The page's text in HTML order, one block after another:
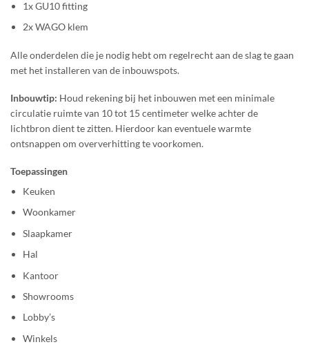
1x GU10 fitting
2x WAGO klem
Alle onderdelen die je nodig hebt om regelrecht aan de slag te gaan
met het installeren van de inbouwspots.
Inbouwtip: Houd rekening bij het inbouwen met een minimale
circulatie ruimte van 10 tot 15 centimeter welke achter de
lichtbron dient te zitten. Hierdoor kan eventuele warmte
ontsnappen om oververhitting te voorkomen.
Toepassingen
Keuken
Woonkamer
Slaapkamer
Hal
Kantoor
Showrooms
Lobby’s
Winkels